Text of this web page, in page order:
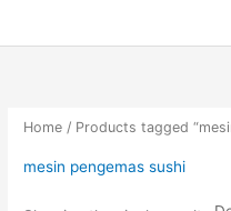
Home / Products tagged
mesin pengemas sushi